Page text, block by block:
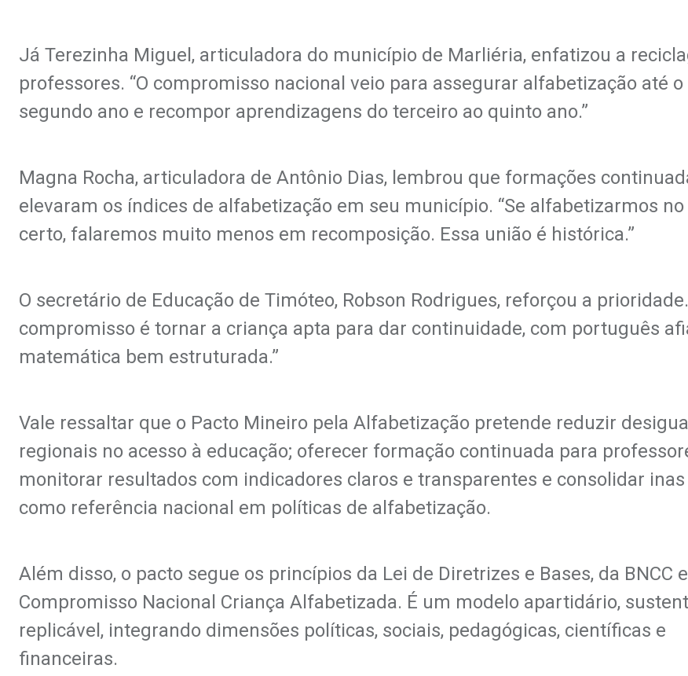
Já Terezinha Miguel, articuladora do município de Marliéria, enfatizou a
professores. “O compromisso nacional veio para assegurar alfabetização até o
segundo ano e recompor aprendizagens do terceiro ao quinto ano.”
Magna Rocha, articuladora de Antônio Dias, lembrou que formações
elevaram os índices de alfabetização em seu município. “Se alfabetizarmos
certo, falaremos muito menos em recomposição. Essa união é histórica.”
O secretário de Educação de Timóteo, Robson Rodrigues, reforçou a
compromisso é tornar a criança apta para dar continuidade, com português
matemática bem estruturada.”
Vale ressaltar que o Pacto Mineiro pela Alfabetização pretende reduzir
regionais no acesso à educação; oferecer formação continuada para
monitorar resultados com indicadores claros e transparentes e consolidar inas
como referência nacional em políticas de alfabetização.
Além disso, o pacto segue os princípios da Lei de Diretrizes e Bases, da BNCC
Compromisso Nacional Criança Alfabetizada. É um modelo apartidário,
replicável, integrando dimensões políticas, sociais, pedagógicas, científicas e
financeiras.